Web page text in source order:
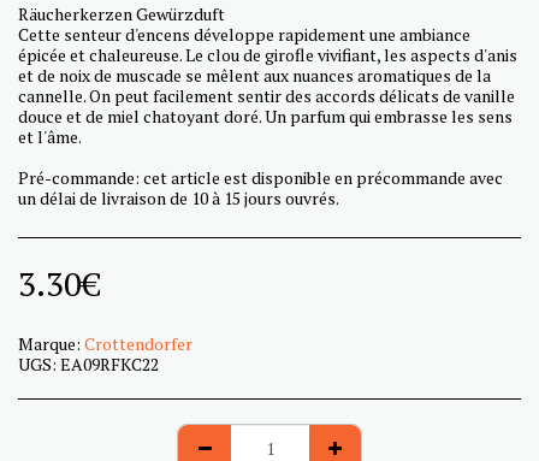
Räucherkerzen Gewürzduft
Cette senteur d'encens développe rapidement une ambiance
épicée et chaleureuse. Le clou de girofle vivifiant, les aspects d'anis
et de noix de muscade se mêlent aux nuances aromatiques de la
cannelle. On peut facilement sentir des accords délicats de vanille
douce et de miel chatoyant doré. Un parfum qui embrasse les sens
et l'âme.
Pré-commande: cet article est disponible en précommande avec
un délai de livraison de 10 à 15 jours ouvrés.
3.30€
Marque: Crottendorfer
UGS: EA09RFKC22